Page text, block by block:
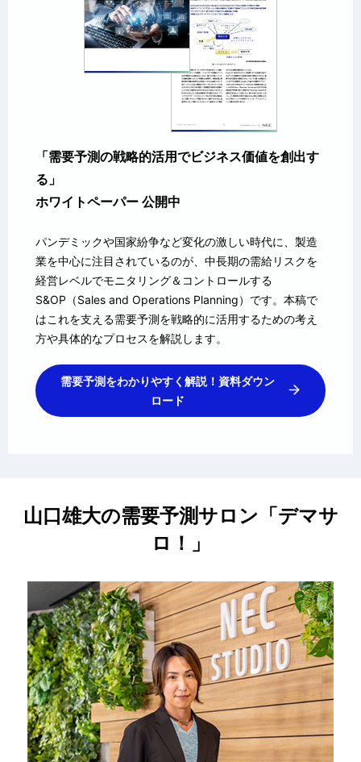
「需要予測の戦略的活用でビジネス価値を創出す
る」
ホワイトペーパー 公開中
パンデミックや国家紛争など変化の激しい時代に、製造
業を中心に注目されているのが、中長期の需給リスクを
経営レベルでモニタリング＆コントロールする
S&OP（Sales and Operations Planning）です。本稿で
はこれを支える需要予測を戦略的に活用するための考え
方や具体的なプロセスを解説します。
需要予測をわかりやすく解説！資料ダウン
ロード
山口雄大の需要予測サロン「デマサ
ロ！」